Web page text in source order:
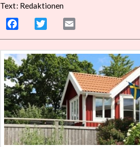
Text: Redaktionen
Facebook Twitter